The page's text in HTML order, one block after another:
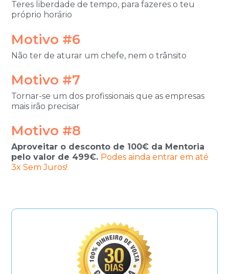
Teres liberdade de tempo, para fazeres o teu
próprio horário
Motivo #6
Não ter de aturar um chefe, nem o trânsito
Motivo #7
Tornar-se um dos profissionais que as empresas
mais irão precisar
Motivo #8
Aproveitar o desconto de 100€ da Mentoria
pelo valor de 499€. Podes ainda entrar em até
3x Sem Juros!